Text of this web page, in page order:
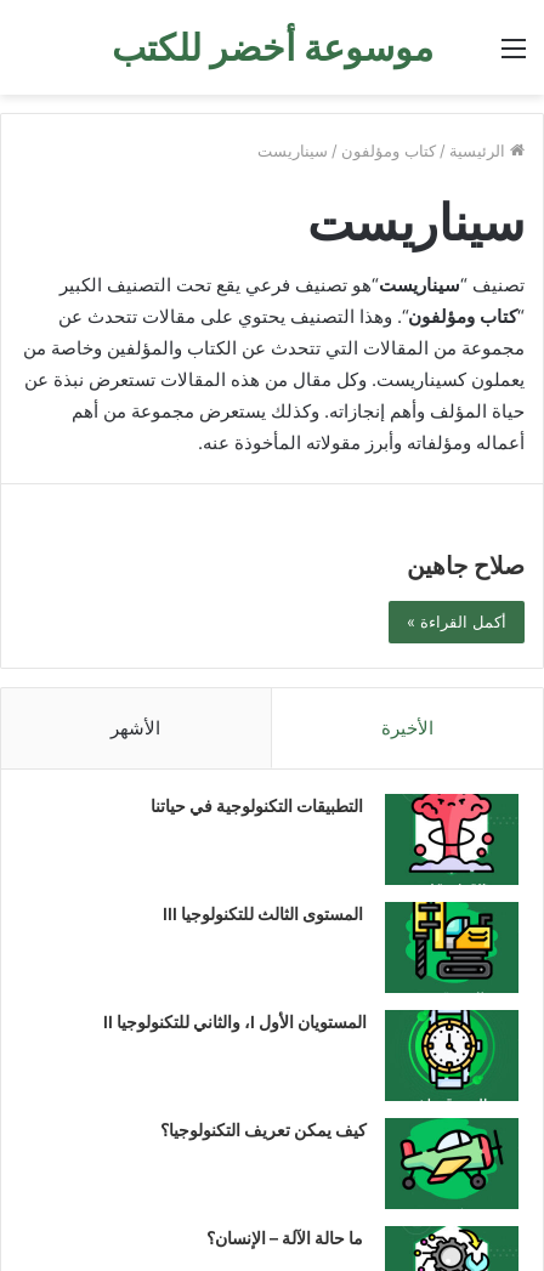
موسوعة أخضر للكتب القائمة
الرئيسية / كتاب ومؤلفون / سيناريست
سيناريست
تصنيف “سيناريست“هو تصنيف فرعي يقع تحت التصنيف الكبير
“كتاب ومؤلفون“. وهذا التصنيف يحتوي على مقالات تتحدث عن
مجموعة من المقالات التي تتحدث عن الكتاب والمؤلفين وخاصة من
يعملون كسيناريست. وكل مقال من هذه المقالات تستعرض نبذة عن
حياة المؤلف وأهم إنجازاته. وكذلك يستعرض مجموعة من أهم
أعماله ومؤلفاته وأبرز مقولاته المأخوذة عنه.
صلاح جاهين
أكمل القراءة »
الأخيرة الأشهر
التطبيقات التكنولوجية في حياتنا
المستوى الثالث للتكنولوجيا III
المستويان الأول I، والثاني للتكنولوجيا II
كيف يمكن تعريف التكنولوجيا؟
ما حالة الآلة – الإنسان؟